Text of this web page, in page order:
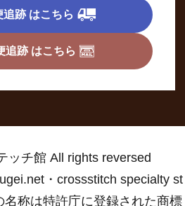
追跡 はこちら
追跡 はこちら
ッチ館 All rights reversed
・crossstitch specialty st
称は特許庁に登録された商標